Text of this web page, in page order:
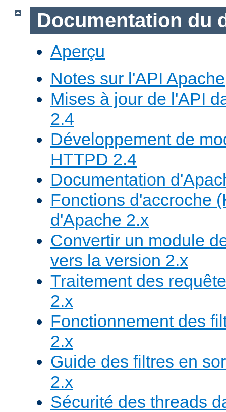
Documentation du
Aperçu
Notes sur l'API Apache
Mises à jour de l'API
2.4
Développement de
HTTPD 2.4
Documentation
Fonctions d'accroche
d'Apache 2.x
Convertir un module
vers la version 2.x
Traitement des
2.x
Fonctionnement des
2.x
Guide des filtres en
2.x
Sécurité des threads